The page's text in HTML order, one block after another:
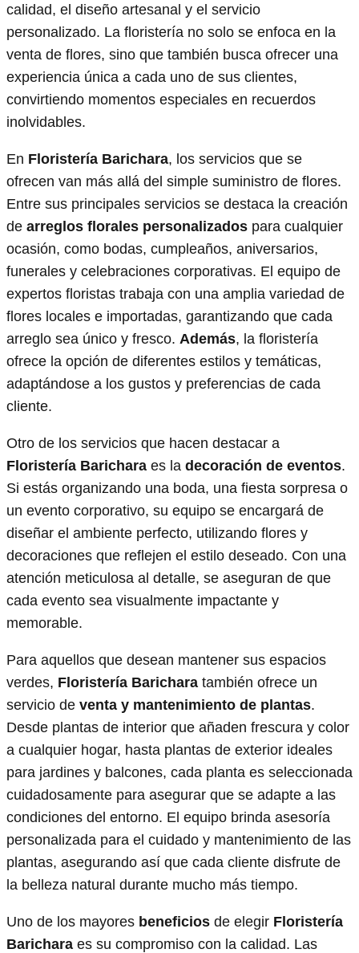
calidad, el diseño artesanal y el servicio
personalizado. La floristería no solo se enfoca en la
venta de flores, sino que también busca ofrecer una
experiencia única a cada uno de sus clientes,
convirtiendo momentos especiales en recuerdos
inolvidables.
En Floristería Barichara, los servicios que se
ofrecen van más allá del simple suministro de flores.
Entre sus principales servicios se destaca la creación
de arreglos florales personalizados para cualquier
ocasión, como bodas, cumpleaños, aniversarios,
funerales y celebraciones corporativas. El equipo de
expertos floristas trabaja con una amplia variedad de
flores locales e importadas, garantizando que cada
arreglo sea único y fresco. Además, la floristería
ofrece la opción de diferentes estilos y temáticas,
adaptándose a los gustos y preferencias de cada
cliente.
Otro de los servicios que hacen destacar a
Floristería Barichara es la decoración de eventos.
Si estás organizando una boda, una fiesta sorpresa o
un evento corporativo, su equipo se encargará de
diseñar el ambiente perfecto, utilizando flores y
decoraciones que reflejen el estilo deseado. Con una
atención meticulosa al detalle, se aseguran de que
cada evento sea visualmente impactante y
memorable.
Para aquellos que desean mantener sus espacios
verdes, Floristería Barichara también ofrece un
servicio de venta y mantenimiento de plantas.
Desde plantas de interior que añaden frescura y color
a cualquier hogar, hasta plantas de exterior ideales
para jardines y balcones, cada planta es seleccionada
cuidadosamente para asegurar que se adapte a las
condiciones del entorno. El equipo brinda asesoría
personalizada para el cuidado y mantenimiento de las
plantas, asegurando así que cada cliente disfrute de
la belleza natural durante mucho más tiempo.
Uno de los mayores beneficios de elegir Floristería
Barichara es su compromiso con la calidad. Las